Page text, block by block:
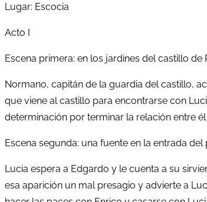
Lugar: Escocia
Acto I
Escena primera: en los jardines del castillo de
Normano, capitán de la guardia del castillo,
que viene al castillo para encontrarse con
determinación por terminar la relación entre
Escena segunda: una fuente en la entrada
Lucia espera a Edgardo y le cuenta a su
esa aparición un mal presagio y advierte a